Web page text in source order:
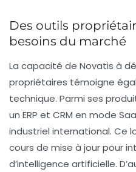
Des outils
besoins du marché
La capacité de Novatis à
propriétaires témoigne
technique. Parmi ses
un ERP et CRM en mode
industriel international. Ce
cours de mise à jour pour
d’intelligence artificielle.